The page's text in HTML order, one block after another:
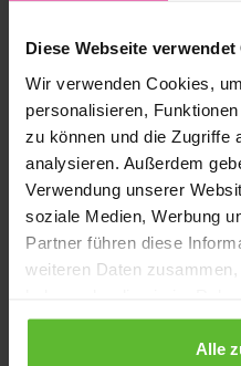
Diese Webseite verwendet
Wir verwenden Cookies,
personalisieren,
zu können und die Zugriffe
analysieren. Außerdem
Verwendung unserer
soziale Medien, Werbung
Partner führen diese
weiteren Daten
gesammelt haben.
Alle
Application error: a client-
loading www.kurzwego.de